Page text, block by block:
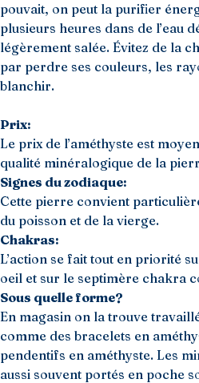
pouvait, on peut la purifier
plusieurs heures dans de l’eau
légèrement salée. Évitez de la
par perdre ses couleurs, les
blanchir.
Prix:
Le prix de l’améthyste est
qualité minéralogique de la
Signes du zodiaque:
Cette pierre convient
du poisson et de la vierge.
Chakras:
L’action se fait tout en priorité
oeil et sur le septimère chakra
Sous quelle forme?
En magasin on la trouve
comme des bracelets en
pendentifs en améthyste. Les
aussi souvent portés en poche